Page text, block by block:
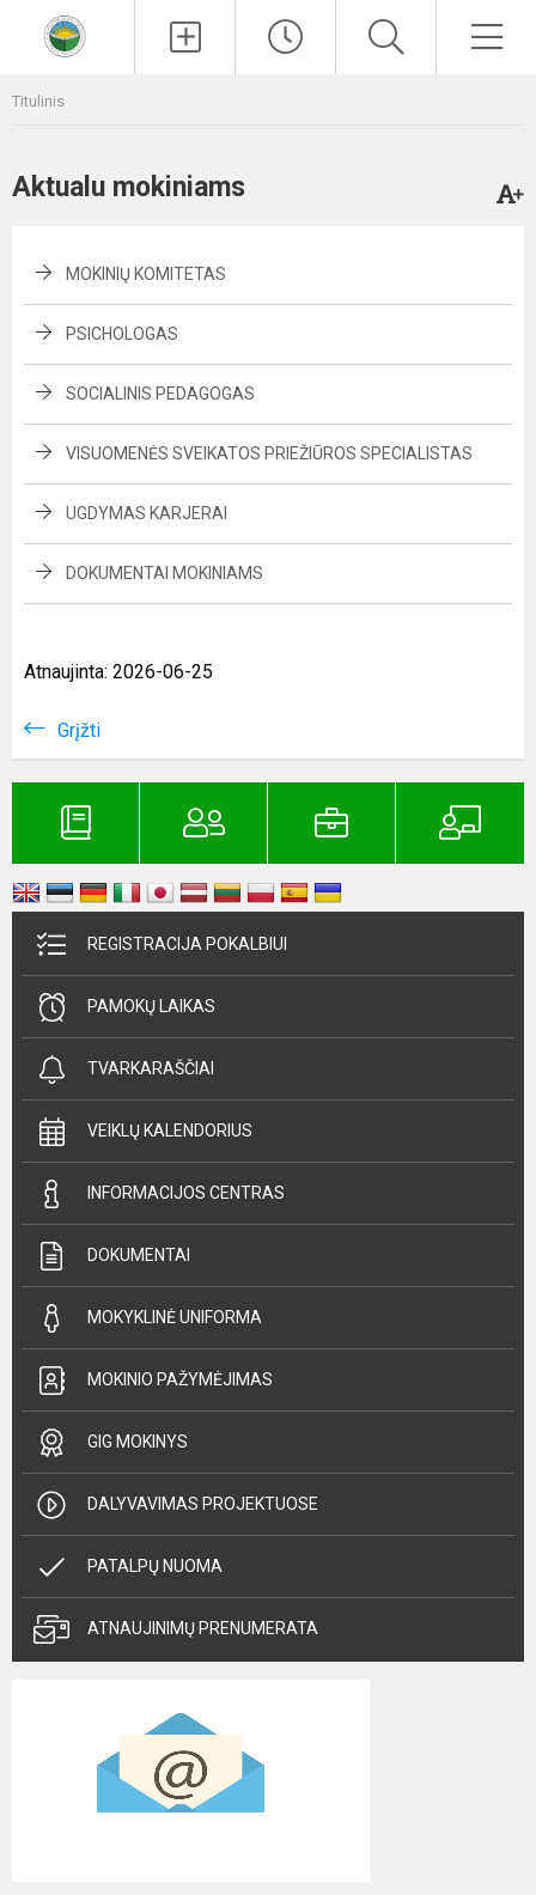
Titulinis
Aktualu mokiniams
MOKINIŲ KOMITETAS
PSICHOLOGAS
SOCIALINIS PEDAGOGAS
VISUOMENĖS SVEIKATOS PRIEŽIŪROS SPECIALISTAS
UGDYMAS KARJERAI
DOKUMENTAI MOKINIAMS
Atnaujinta: 2026-06-25
Grįžti
REGISTRACIJA POKALBIUI
PAMOKŲ LAIKAS
TVARKARAŠČIAI
VEIKLŲ KALENDORIUS
INFORMACIJOS CENTRAS
DOKUMENTAI
MOKYKLINĖ UNIFORMA
MOKINIO PAŽYMĖJIMAS
GIG MOKINYS
DALYVAVIMAS PROJEKTUOSE
PATALPŲ NUOMA
ATNAUJINIMŲ PRENUMERATA